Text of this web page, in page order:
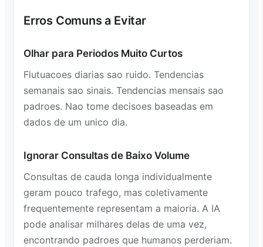
Erros Comuns a Evitar
Olhar para Periodos Muito Curtos
Flutuacoes diarias sao ruido. Tendencias
semanais sao sinais. Tendencias mensais sao
padroes. Nao tome decisoes baseadas em
dados de um unico dia.
Ignorar Consultas de Baixo Volume
Consultas de cauda longa individualmente
geram pouco trafego, mas coletivamente
frequentemente representam a maioria. A IA
pode analisar milhares delas de uma vez,
encontrando padroes que humanos perderiam.